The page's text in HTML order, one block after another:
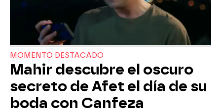
MOMENTO DESTACADO
Mahir descubre el oscuro
secreto de Afet el día de su
boda con Canfeza